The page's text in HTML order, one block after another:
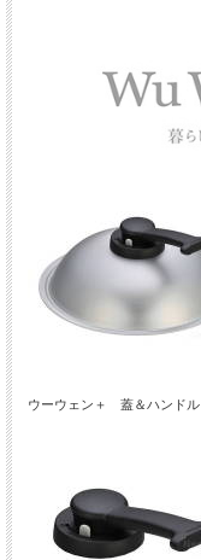
ウーウェン＋ 蓋＆ハンドル